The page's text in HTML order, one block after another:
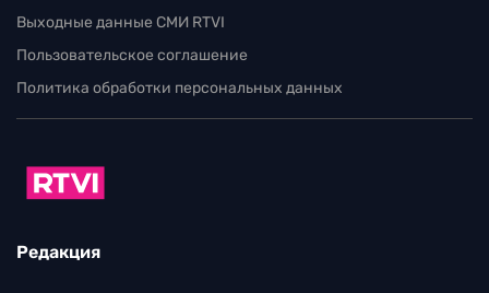
Выходные данные СМИ RTVI
Пользовательское соглашение
Политика обработки персональных данных
Редакция